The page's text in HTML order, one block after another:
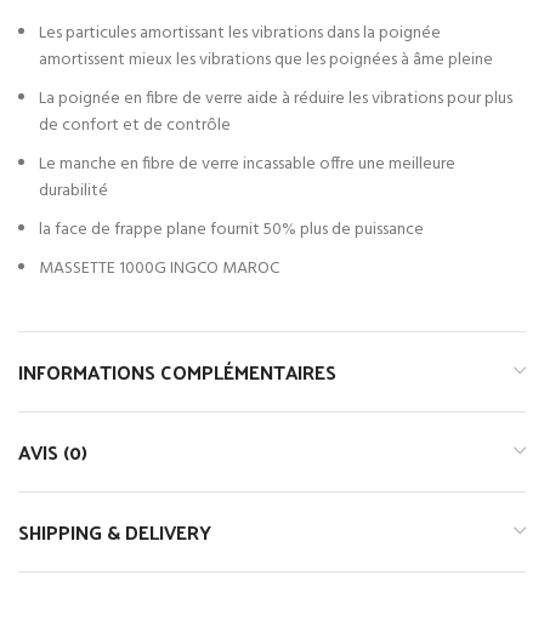
Les particules amortissant les vibrations dans la poignée
amortissent mieux les vibrations que les poignées à âme pleine
La poignée en fibre de verre aide à réduire les vibrations pour plus
de confort et de contrôle
Le manche en fibre de verre incassable offre une meilleure
durabilité
la face de frappe plane fournit 50% plus de puissance
MASSETTE 1000G INGCO MAROC
INFORMATIONS COMPLÉMENTAIRES
AVIS (0)
SHIPPING & DELIVERY